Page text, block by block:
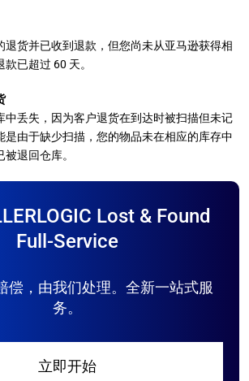
退货并已收到退款，但您尚未从亚马逊获得相
已超过 60 天。
中丢失，因为客户退货在到达时被扫描但未记
是由于缺少扫描，您的物品未在相应的库存中
退回仓库。
Lost & Found
Full-Service
偿，由我们处理。全新一站式服
务。
立即开始